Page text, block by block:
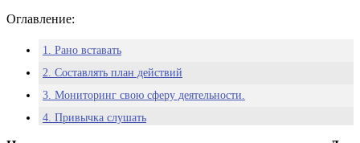
Оглавление:
1. Рано вставать
2. Составлять план действий
3. Мониторинг свою сферу деятельности.
4. Привычка слушать